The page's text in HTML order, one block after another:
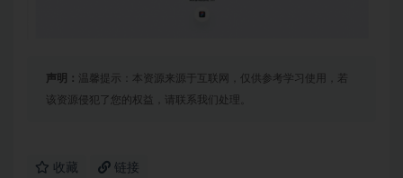
声明： 温馨提示：本资源来源于互联网，仅供参考学习使用，若
该资源侵犯了您的权益，请联系我们处理。
收藏 链接